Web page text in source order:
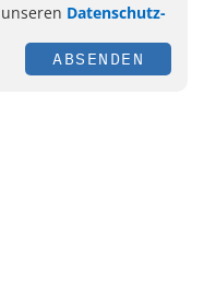
Datenschutz-
ABSENDEN